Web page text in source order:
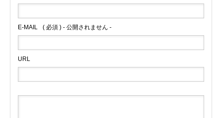
E-MAIL ( 必須 ) - 公開されません -
URL